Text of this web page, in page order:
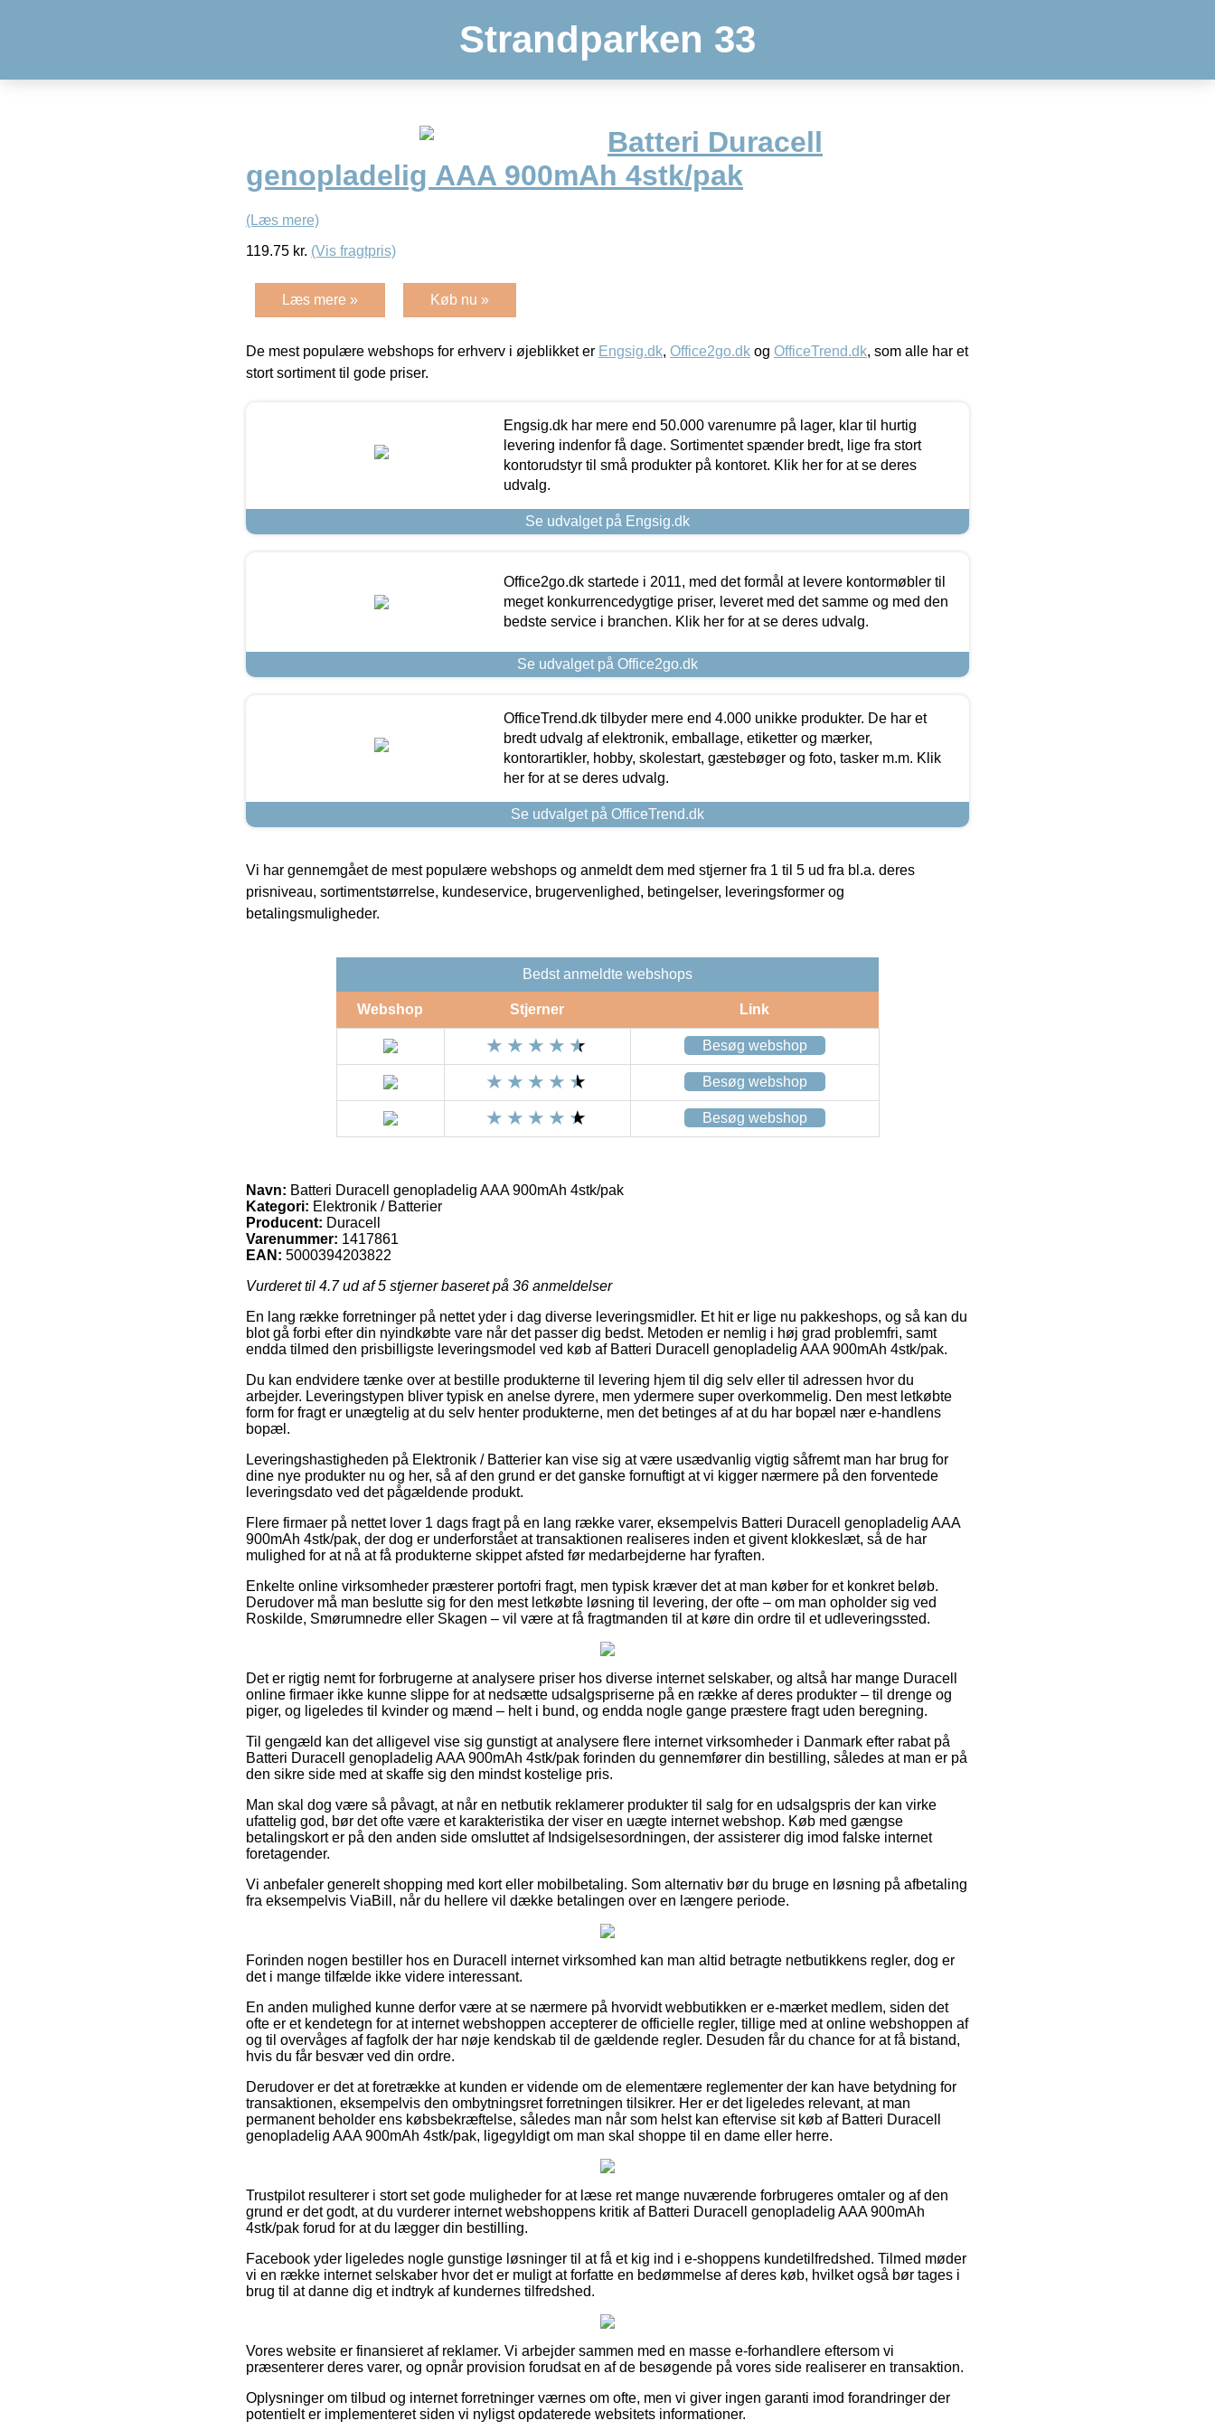
Strandparken 33
Batteri Duracell
genopladelig AAA 900mAh 4stk/pak
(Læs mere)
119.75 kr. (Vis fragtpris)
Læs mere » Køb nu »
De mest populære webshops for erhverv i øjeblikket er Engsig.dk, Office2go.dk og OfficeTrend.dk, som alle har et
stort sortiment til gode priser.
Engsig.dk har mere end 50.000 varenumre på lager, klar til hurtig
levering indenfor få dage. Sortimentet spænder bredt, lige fra stort
kontorudstyr til små produkter på kontoret. Klik her for at se deres
udvalg.
Se udvalget på Engsig.dk
Office2go.dk startede i 2011, med det formål at levere kontormøbler til
meget konkurrencedygtige priser, leveret med det samme og med den
bedste service i branchen. Klik her for at se deres udvalg.
Se udvalget på Office2go.dk
OfficeTrend.dk tilbyder mere end 4.000 unikke produkter. De har et
bredt udvalg af elektronik, emballage, etiketter og mærker,
kontorartikler, hobby, skolestart, gæstebøger og foto, tasker m.m. Klik
her for at se deres udvalg.
Se udvalget på OfficeTrend.dk
Vi har gennemgået de mest populære webshops og anmeldt dem med stjerner fra 1 til 5 ud fra bl.a. deres
prisniveau, sortimentstørrelse, kundeservice, brugervenlighed, betingelser, leveringsformer og
betalingsmuligheder.
Bedst anmeldte webshops
Webshop Stjerner Link
Besøg webshop
Besøg webshop
Besøg webshop
Navn: Batteri Duracell genopladelig AAA 900mAh 4stk/pak
Kategori: Elektronik / Batterier
Producent: Duracell
Varenummer: 1417861
EAN: 5000394203822
Vurderet til 4.7ud af 5 stjerner baseret på 36 anmeldelser
En lang række forretninger på nettet yder i dag diverse leveringsmidler. Et hit er lige nu pakkeshops, og så kan du
blot gå forbi efter din nyindkøbte vare når det passer dig bedst. Metoden er nemlig i høj grad problemfri, samt
endda tilmed den prisbilligste leveringsmodel ved køb af Batteri Duracell genopladelig AAA 900mAh 4stk/pak.
Du kan endvidere tænke over at bestille produkterne til levering hjem til dig selv eller til adressen hvor du
arbejder. Leveringstypen bliver typisk en anelse dyrere, men ydermere super overkommelig. Den mest letkøbte
form for fragt er unægtelig at du selv henter produkterne, men det betinges af at du har bopæl nær e-handlens
bopæl.
Leveringshastigheden på Elektronik / Batterier kan vise sig at være usædvanlig vigtig såfremt man har brug for
dine nye produkter nu og her, så af den grund er det ganske fornuftigt at vi kigger nærmere på den forventede
leveringsdato ved det pågældende produkt.
Flere firmaer på nettet lover 1 dags fragt på en lang række varer, eksempelvis Batteri Duracell genopladelig AAA
900mAh 4stk/pak, der dog er underforstået at transaktionen realiseres inden et givent klokkeslæt, så de har
mulighed for at nå at få produkterne skippet afsted før medarbejderne har fyraften.
Enkelte online virksomheder præsterer portofri fragt, men typisk kræver det at man køber for et konkret beløb.
Derudover må man beslutte sig for den mest letkøbte løsning til levering, der ofte – om man opholder sig ved
Roskilde, Smørumnedre eller Skagen – vil være at få fragtmanden til at køre din ordre til et udleveringssted.
Det er rigtig nemt for forbrugerne at analysere priser hos diverse internet selskaber, og altså har mange Duracell
online firmaer ikke kunne slippe for at nedsætte udsalgspriserne på en række af deres produkter – til drenge og
piger, og ligeledes til kvinder og mænd – helt i bund, og endda nogle gange præstere fragt uden beregning.
Til gengæld kan det alligevel vise sig gunstigt at analysere flere internet virksomheder i Danmark efter rabat på
Batteri Duracell genopladelig AAA 900mAh 4stk/pak forinden du gennemfører din bestilling, således at man er på
den sikre side med at skaffe sig den mindst kostelige pris.
Man skal dog være så påvagt, at når en netbutik reklamerer produkter til salg for en udsalgspris der kan virke
ufattelig god, bør det ofte være et karakteristika der viser en uægte internet webshop. Køb med gængse
betalingskort er på den anden side omsluttet af Indsigelsesordningen, der assisterer dig imod falske internet
foretagender.
Vi anbefaler generelt shopping med kort eller mobilbetaling. Som alternativ bør du bruge en løsning på afbetaling
fra eksempelvis ViaBill, når du hellere vil dække betalingen over en længere periode.
Forinden nogen bestiller hos en Duracell internet virksomhed kan man altid betragte netbutikkens regler, dog er
det i mange tilfælde ikke videre interessant.
En anden mulighed kunne derfor være at se nærmere på hvorvidt webbutikken er e-mærket medlem, siden det
ofte er et kendetegn for at internet webshoppen accepterer de officielle regler, tillige med at online webshoppen af
og til overvåges af fagfolk der har nøje kendskab til de gældende regler. Desuden får du chance for at få bistand,
hvis du får besvær ved din ordre.
Derudover er det at foretrække at kunden er vidende om de elementære reglementer der kan have betydning for
transaktionen, eksempelvis den ombytningsret forretningen tilsikrer. Her er det ligeledes relevant, at man
permanent beholder ens købsbekræftelse, således man når som helst kan eftervise sit køb af Batteri Duracell
genopladelig AAA 900mAh 4stk/pak, ligegyldigt om man skal shoppe til en dame eller herre.
Trustpilot resulterer i stort set gode muligheder for at læse ret mange nuværende forbrugeres omtaler og af den
grund er det godt, at du vurderer internet webshoppens kritik af Batteri Duracell genopladelig AAA 900mAh
4stk/pak forud for at du lægger din bestilling.
Facebook yder ligeledes nogle gunstige løsninger til at få et kig ind i e-shoppens kundetilfredshed. Tilmed møder
vi en række internet selskaber hvor det er muligt at forfatte en bedømmelse af deres køb, hvilket også bør tages i
brug til at danne dig et indtryk af kundernes tilfredshed.
Vores website er finansieret af reklamer. Vi arbejder sammen med en masse e-forhandlere eftersom vi
præsenterer deres varer, og opnår provision forudsat en af de besøgende på vores side realiserer en transaktion.
Oplysninger om tilbud og internet forretninger værnes om ofte, men vi giver ingen garanti imod forandringer der
potentielt er implementeret siden vi nyligst opdaterede websitets informationer.